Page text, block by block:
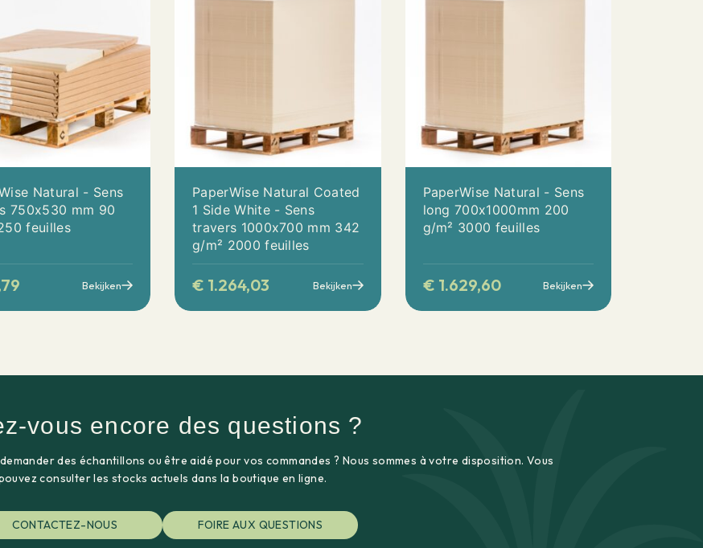
Natural - Sens
750x530 mm 90
feuilles
Bekijken
PaperWise Natural Coated
1 Side White - Sens
travers 1000x700 mm 342
g/m² 2000 feuilles
€ 1.264,03 Bekijken
PaperWise Natural - Sens
long 700x1000mm 200
g/m² 3000 feuilles
€ 1.629,60 Bekijken
vous encore des questions ?
des échantillons ou être aidé pour vos commandes ? Nous sommes à votre disposition. Vous
consulter les stocks actuels dans la boutique en ligne.
CONTACTEZ-NOUS FOIRE AUX QUESTIONS